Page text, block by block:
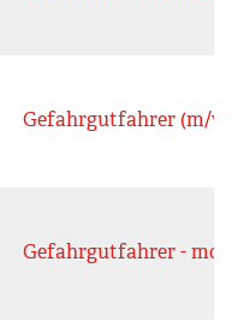
Gefahrgutfahrer (m/
Gefahrgutfahrer -